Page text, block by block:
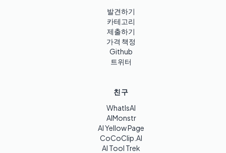
발견하기
카테고리
제출하기
가격 책정
Github
트위터
친구
WhatIsAI
AIMonstr
AI Yellow Page
CoCoClip.AI
AI Tool Trek